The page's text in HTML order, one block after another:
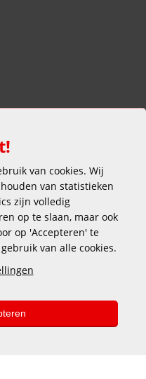
betalen
van cookies. Wij
van statistieken
zijn volledig
op te slaan, maar ook
op 'Accepteren' te
van alle cookies.